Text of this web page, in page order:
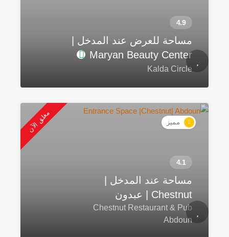
مساحة للعرض عند المدخل |
Maryan Beauty Center
Kalda Circle
مميز مغلق الآن
مساحة عند المدخل |
Chestnut | عبدون
Chestnut Restaurant & Pub
Abdoun